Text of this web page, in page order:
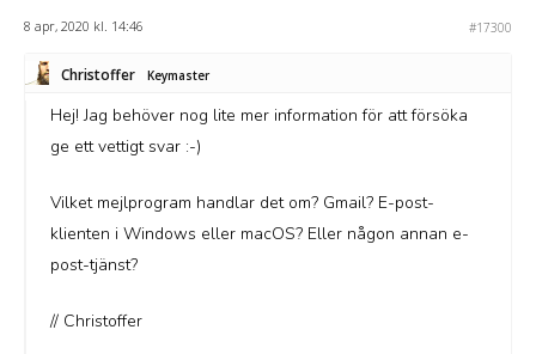
8 apr, 2020 kl. 14:46 #17300
Christoffer Keymaster
Hej! Jag behöver nog lite mer information för att försöka
ge ett vettigt svar :-)
Vilket mejlprogram handlar det om? Gmail? E-post-
klienten i Windows eller macOS? Eller någon annan e-
post-tjänst?
// Christoffer